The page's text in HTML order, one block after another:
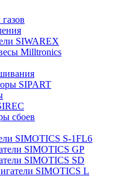
SIWAREX
Milltronics
SIPART
сбоев
SIMOTICS S-1FL6
SIMOTICS GP
SIMOTICS SD
SIMOTICS L